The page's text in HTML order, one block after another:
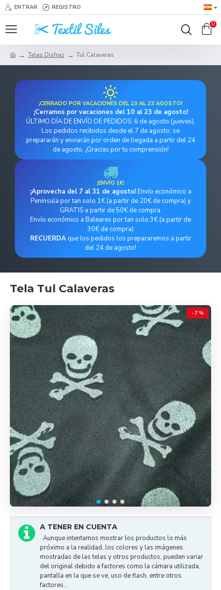
ENTRAR REGISTRO
0
Telas Disfraz Tul Calaveras
¡CERRADO POR VACACIONES DEL 10 AL 23 AGOSTO!
¡Cerramos por vacaciones del 10 al 23 de agosto!
ÚLTIMO DÍA DE ENVÍO DE PEDIDOS: 6 de agosto (jueves).
Los pedidos recibidos desde el 7 de agosto, se
prepararán y enviarán por orden de llegada a partir del 24
de agosto. ¡Gracias por tu comprensión!
¡ENVÍO 1€!
¡Aprovecha del 7 al 31 de agosto!Envío económico a
Península por tan solo 1€ (a partir de 20€ de compra) y
GRATIS a partir de 50€ de compra.
Envío económico a Baleares por tan solo 3€ (a partir de
30€ de compra)
RECUERDAque los pedidos los prepararemos a partir
del 24 de agosto!
Tela Tul Calaveras
-7 %
A TENER EN CUENTA
· Aunque intentamos mostrar los productos lo más
próximo a la realidad, los colores y las imágenes
mostradas de las telas y otros productos, pueden variar
del original debido a factores como la cámara utilizada,
pantalla en la que se ve, uso de flash, entre otros
factores...